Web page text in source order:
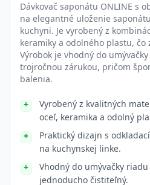
Dávkovač saponátu ONLINE s
na elegantné uloženie
kuchyni. Je vyrobený z
keramiky a odolného plastu,
Výrobok je vhodný do
trojročnou zárukou, pričom
balenia.
Vyrobený z kvalitných
oceľ, keramika a odolný
Praktický dizajn s
na kuchynskej linke.
Vhodný do umývačky
jednoducho čistiteľný.